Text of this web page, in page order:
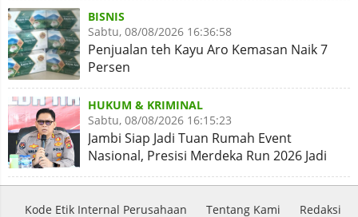
BISNIS
Sabtu, 08/08/2026 16:36:58
Penjualan teh Kayu Aro Kemasan Naik 7
Persen
HUKUM & KRIMINAL
Sabtu, 08/08/2026 16:15:23
Jambi Siap Jadi Tuan Rumah Event
Nasional, Presisi Merdeka Run 2026 Jadi
Momentum Pembuktian
Kode Etik Internal Perusahaan Tentang Kami Redaksi